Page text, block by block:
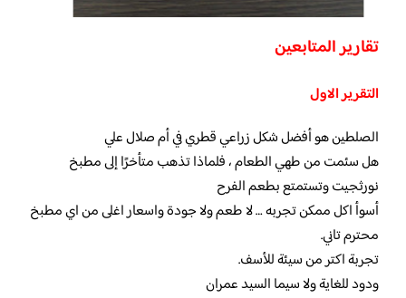
تقارير المتابعين
التقرير الاول
الصلطين هو أفضل شكل زراعي قطري في أم صلال علي
هل سئمت من طهي الطعام ، فلماذا تذهب متأخرًا إلى مطبخ
نورثجيت وتستمتع بطعم الفرح
أسوأ اكل ممكن تجربه … لا طعم ولا جودة واسعار اغلى من اي مطبخ
محترم تاني.
تجربة اكتر من سيئة للأسف.
ودود للغاية ولا سيما السيد عمران